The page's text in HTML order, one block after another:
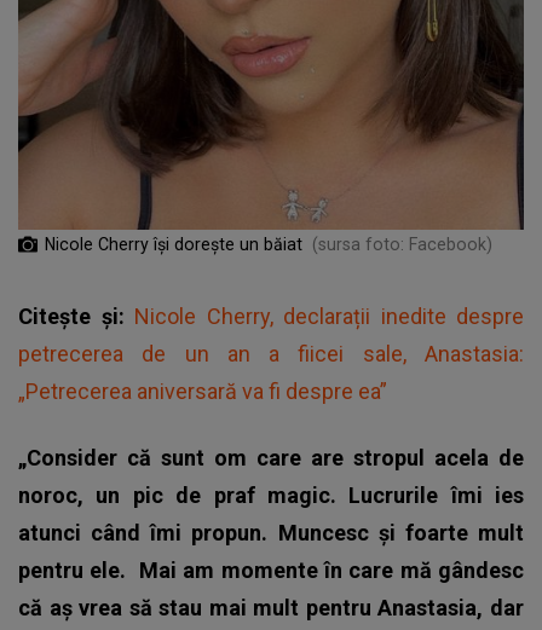
Nicole Cherry își dorește un băiat (sursa foto: Facebook)
Citește și: Nicole Cherry, declarații inedite despre
petrecerea de un an a fiicei sale, Anastasia:
„Petrecerea aniversară va fi despre ea”
„Consider că sunt om care are stropul acela de
noroc, un pic de praf magic. Lucrurile îmi ies
atunci când îmi propun. Muncesc și foarte mult
pentru ele. Mai am momente în care mă gândesc
că aș vrea să stau mai mult pentru Anastasia, dar